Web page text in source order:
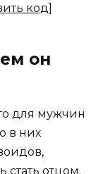
код]
он
для мужчин
в них
отцом.